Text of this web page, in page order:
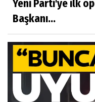
Yeni Parti'ye ilk
Başkanı...